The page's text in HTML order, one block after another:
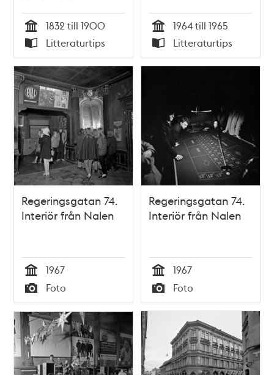
Tid
1832 till 1900
Typ
Litteraturtips Tid
1964 till 1965
Typ
Litteraturtips
Regeringsgatan 74.
Interiör från Nalen
Tid
1967
Typ
Foto
Regeringsgatan 74.
Interiör från Nalen
Tid
1967
Typ
Foto